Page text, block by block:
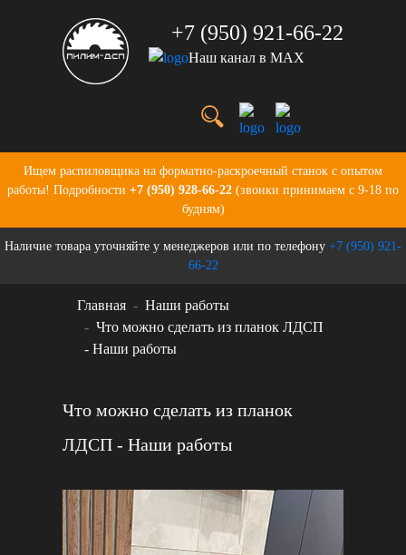
+7 (950) 921-66-22
Наш канал в MAX
Услуги
Портфолио
Производство
Бланки для заказов
Ищем распиловщика на форматно-раскроечный станок с опытом
работы! Подробности +7 (950) 928-66-22 (звонки принимаем с 9-18 по
будням)
Наличие товара уточняйте у менеджеров или по телефону +7 (950) 921-
66-22
Главная
Наши работы
Что можно сделать из планок ЛДСП
- Наши работы
Что можно сделать из планок
ЛДСП - Наши работы